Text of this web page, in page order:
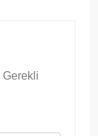
Gerekli